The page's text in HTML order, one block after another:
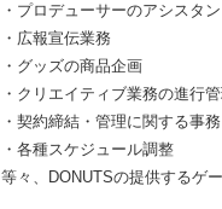
・プロデューサーのアシスタ
・広報宣伝業務
・グッズの商品企画
・クリエイティブ業務の進行
・契約締結・管理に関する事務
・各種スケジュール調整
等々、DONUTSの提供するゲ